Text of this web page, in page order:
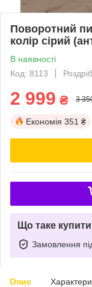
Поворотний
колір сірий
В наявності
Код: 8113
Роздріб
2 999 ₴ 3
Економія 351 ₴
Що таке
Замовлення
Опис